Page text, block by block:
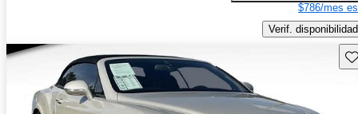
$786/mes
Verif. disponibilidad